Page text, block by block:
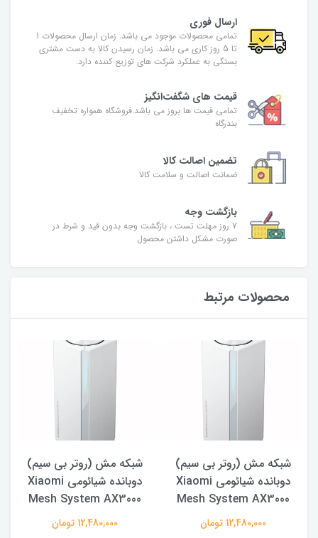
ارسال فوری
تمامی محصولات موجود می باشد. زمان ارسال محصولات 1
تا 5 روز کاری می باشد. زمان رسیدن کالا به دست مشتری
بستگی به عملکرد شرکت های توزیع کننده دارد.
قیمت های شگفت‌انگیز
تمامی قیمت ها بروز می باشد.فروشگاه همواره تخفیف
بندرگاه
تضمین اصالت کالا
ضمانت اصالت و سلامت کالا
بازگشت وجه
7 روز مهلت تست ، بازگشت وجه بدون قید و شرط در
صورت مشکل داشتن محصول
محصولات مرتبط
شبکه مش (روتر بی سیم)
دوبانده شیائومی Xiaomi
Mesh System AX3000
12,480,000 تومان
شبکه مش (روتر بی سیم)
دوبانده شیائومی Xiaomi
Mesh System AX3000
12,480,000 تومان